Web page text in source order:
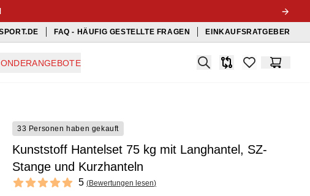
FAQ - HÄUFIG GESTELLTE FRAGEN EINKAUFSRATGEBER
Search
Produkt-items in
33 Personen haben gekauft
Kunststoff Hantelset 75 kg mit Langhantel, SZ-
Stange und Kurzhanteln
Reviews
5 out of 5 stars 5 (Bewertungen lesen)